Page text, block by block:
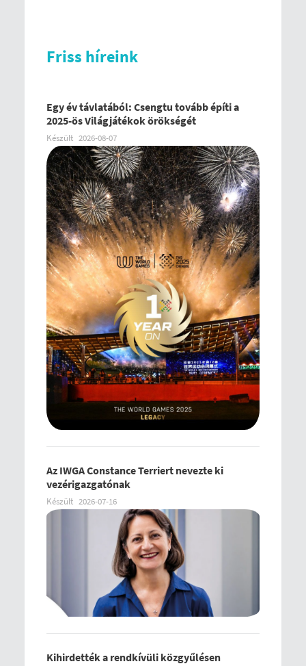
Friss híreink
Egy év távlatából: Csengtu tovább építi a
2025-ös Világjátékok örökségét
Készült 2026-08-07
Az IWGA Constance Terriert nevezte ki
vezérigazgatónak
Készült 2026-07-16
Kihirdették a rendkívüli közgyűlésen